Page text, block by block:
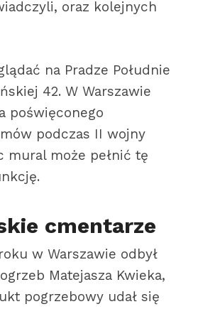
oraz kolejnych
na Pradze Południe
42. W Warszawie
poświęconego
podczas II wojny
mural może pełnić tę
cmentarze
w Warszawie odbył
Matejasza Kwieka,
pogrzebowy udał się